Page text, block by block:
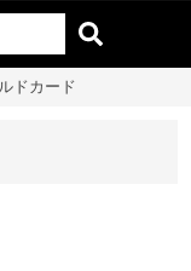
ドカード